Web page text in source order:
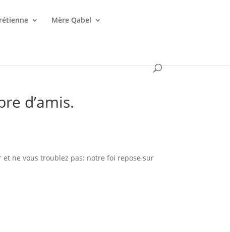
Mère Qabel
d’amis.
et ne vous troublez pas: notre foi repose sur